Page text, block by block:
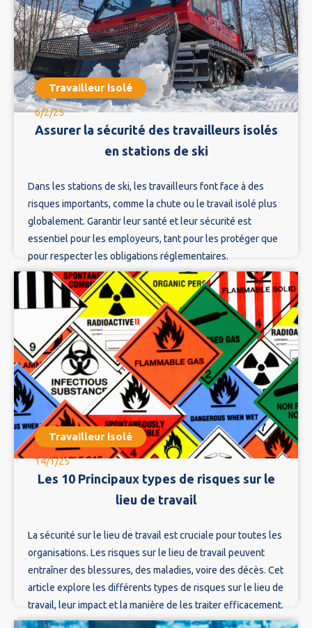
Travailleur isolé
6/2/25
Assurer la sécurité des travailleurs isolés
en stations de ski
Dans les stations de ski, les travailleurs font face à des
risques importants, comme la chute ou le travail isolé plus
globalement. Garantir leur santé et leur sécurité est
essentiel pour les employeurs, tant pour les protéger que
pour respecter les obligations réglementaires.
Travailleur isolé
14/1/25
Les 10 Principaux types de risques sur le
lieu de travail
La sécurité sur le lieu de travail est cruciale pour toutes les
organisations. Les risques sur le lieu de travail peuvent
entraîner des blessures, des maladies, voire des décès. Cet
article explore les différents types de risques sur le lieu de
travail, leur impact et la manière de les traiter efficacement.